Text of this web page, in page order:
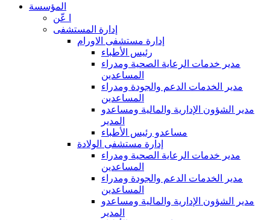
المؤسسة
ا عّن
إدارة المستشفى
إدارة مستشفى الاورام
رئيس الأطباء
مدير خدمات الرعاية الصحية ومدراء
المساعدين
مدير الخدمات الدعم والجودة ومدراء
المساعدين
مدير الشؤون الإدارية والمالية ومساعدو
المدير
مساعدو رئيس الأطباء
إدارة مستشفى الولادة
مدير خدمات الرعاية الصحية ومدراء
المساعدين
مدير الخدمات الدعم والجودة ومدراء
المساعدين
مدير الشؤون الإدارية والمالية ومساعدو
المدير